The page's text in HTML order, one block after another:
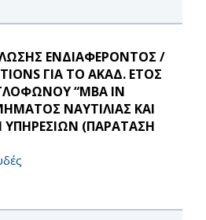
ΕΝΔΙΑΦΕΡΟΝΤΟΣ /
ΓΙΑ ΤΟ ΑΚΑΔ. ΕΤΟΣ
“MBA IN
ΝΑΥΤΙΛΙΑΣ ΚΑΙ
ΥΠΗΡΕΣΙΩΝ (ΠΑΡΑΤΑΣΗ